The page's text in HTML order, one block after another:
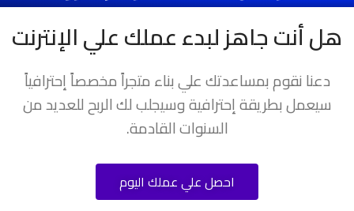
هل أنت جاهز لبدء عملك علي الإنترنت
دعنا نقوم بمساعدتك علي بناء متجراً مخصصاً إحترافياً
سيعمل بطريقة إحترافية وسيجلب لك الربح للعديد من
السنوات القادمة.
احصل علي عملك اليوم